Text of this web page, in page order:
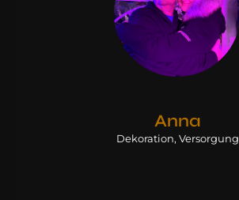
Anna
Dekoration, Versorgung